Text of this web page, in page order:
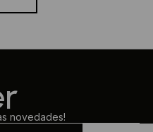
novedades!